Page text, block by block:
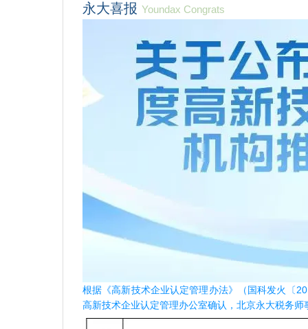
永大喜报 Youndax Congrats
根据《高新技术企业认定管理办法》（国科发火〔
高新技术企业认定管理办公室确认，北京永大税务